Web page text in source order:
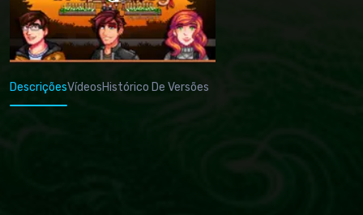
DescriçõesVídeosHistórico De Versões